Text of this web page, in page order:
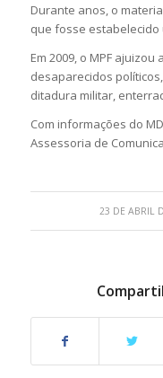
Durante anos, o
que fosse
Em 2009, o MPF
desaparecidos
ditadura militar,
Com informações do
Assessoria de
23 DE ABRIL
/